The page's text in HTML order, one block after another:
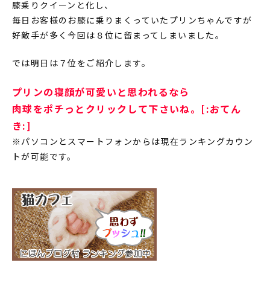
膝乗りクイーンと化し、
毎日お客様のお膝に乗りまくっていたプリンちゃんですが
好敵手が多く今回は８位に留まってしまいました。
では明日は７位をご紹介します。
プリンの寝顔が可愛いと思われるなら
肉球をポチっとクリックして下さいね。[:おてん
き:]
※パソコンとスマートフォンからは現在ランキングカウン
トが可能です。